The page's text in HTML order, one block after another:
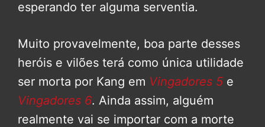
esperando ter alguma serventia.
Muito provavelmente, boa parte desses
heróis e vilões terá como única utilidade
ser morta por Kang em Vingadores 5 e
Vingadores 6. Ainda assim, alguém
realmente vai se importar com a morte